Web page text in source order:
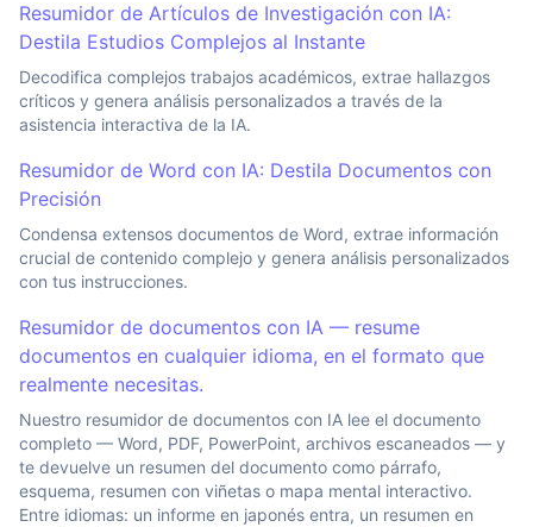
Resumidor de Artículos de Investigación con IA:
Destila Estudios Complejos al Instante
Decodifica complejos trabajos académicos, extrae hallazgos
críticos y genera análisis personalizados a través de la
asistencia interactiva de la IA.
Resumidor de Word con IA: Destila Documentos con
Precisión
Condensa extensos documentos de Word, extrae información
crucial de contenido complejo y genera análisis personalizados
con tus instrucciones.
Resumidor de documentos con IA — resume
documentos en cualquier idioma, en el formato que
realmente necesitas.
Nuestro resumidor de documentos con IA lee el documento
completo — Word, PDF, PowerPoint, archivos escaneados — y
te devuelve un resumen del documento como párrafo,
esquema, resumen con viñetas o mapa mental interactivo.
Entre idiomas: un informe en japonés entra, un resumen en